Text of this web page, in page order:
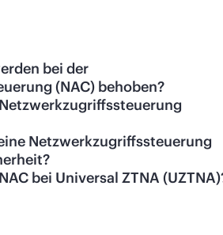
bei der
(NAC) behoben?
Netzwerkzugriffssteuerung
bei Universal ZTNA